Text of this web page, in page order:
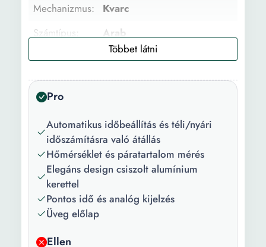
Mechanizmus:
Kvarc
Számtípus:
Arab
Szín:
Fekete Ezüstszín
Funkciók:
Hőmérő Páratartalom
Szükséges
elemek:
1 darab AA elem
Átmérő:
250 mm
Magasság:
Pro
Automatikus időbeállítás és téli/nyári
időszámításra való átállás
Hőmérséklet és páratartalom mérés
Elegáns design csiszolt alumínium
kerettel
Pontos idő és analóg kijelzés
Üveg előlap
Ellen